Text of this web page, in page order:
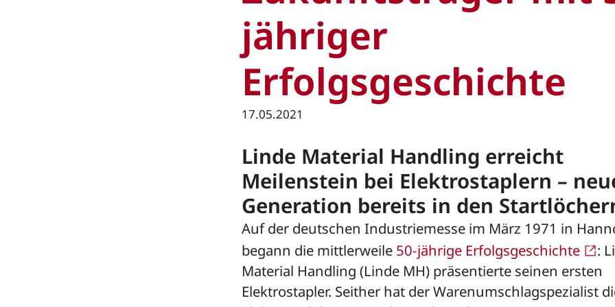
jähriger
Erfolgsgeschichte
17.05.2021
Linde Material Handling erreicht
Meilenstein bei Elektrostaplern –
Generation bereits in den
Auf der deutschen Industriemesse im März 1971 in
begann die mittlerweile 50-jährige Erfolgsgeschichte
:
Material Handling (Linde MH) präsentierte seinen ersten
Elektrostapler. Seither hat der Warenumschlagspezialist